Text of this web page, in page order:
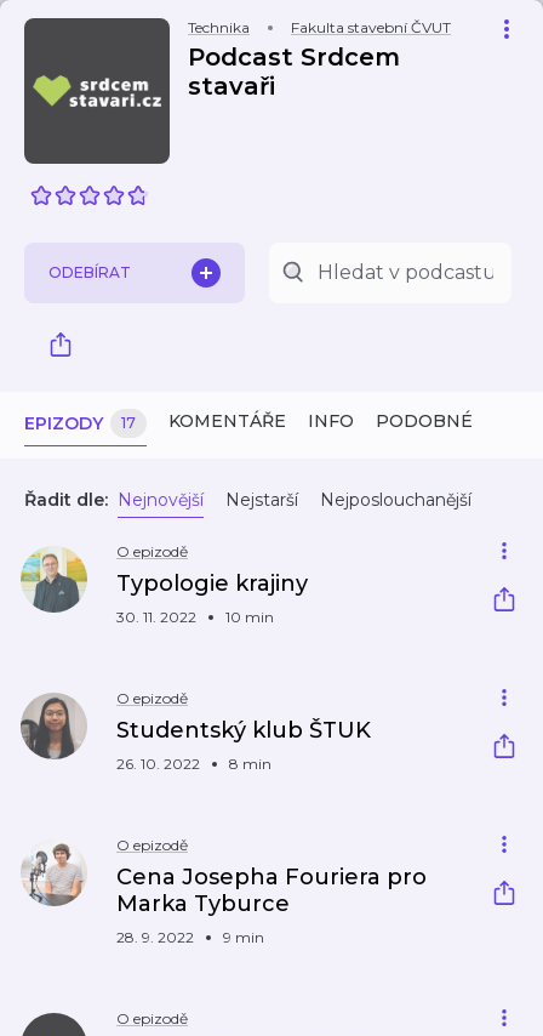
Technika Fakulta stavební ČVUT
Podcast Srdcem
stavaři
ODEBÍRAT
EPIZODY 17 KOMENTÁŘE INFO PODOBNÉ
Řadit dle: Nejnovější Nejstarší Nejposlouchanější
O epizodě
Typologie krajiny
30. 11. 2022 10 min
O epizodě
Studentský klub ŠTUK
26. 10. 2022 8 min
O epizodě
Cena Josepha Fouriera pro
Marka Tyburce
28. 9. 2022 9 min
O epizodě